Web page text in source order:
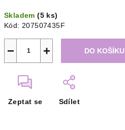
cena:
Skladem(5 ks)
Kód: 207507435F
+
− DO KOŠÍKU
Zeptat se Sdílet